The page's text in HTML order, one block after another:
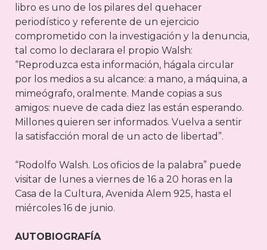
libro es uno de los pilares del quehacer
periodístico y referente de un ejercicio
comprometido con la investigación y la denuncia,
tal como lo declarara el propio Walsh:
“Reproduzca esta información, hágala circular
por los medios a su alcance: a mano, a máquina, a
mimeógrafo, oralmente. Mande copias a sus
amigos: nueve de cada diez las están esperando.
Millones quieren ser informados. Vuelva a sentir
la satisfacción moral de un acto de libertad”.
“Rodolfo Walsh. Los oficios de la palabra” puede
visitar de lunes a viernes de 16 a 20 horas en la
Casa de la Cultura, Avenida Alem 925, hasta el
miércoles 16 de junio.
AUTOBIOGRAFÍA